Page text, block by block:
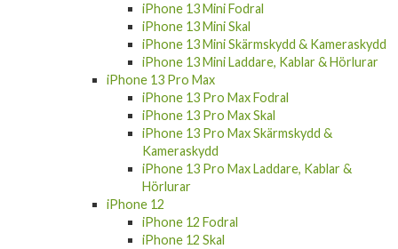
iPhone 13 Mini Fodral
iPhone 13 Mini Skal
iPhone 13 Mini Skärmskydd & Kameraskydd
iPhone 13 Mini Laddare, Kablar & Hörlurar
iPhone 13 Pro Max
iPhone 13 Pro Max Fodral
iPhone 13 Pro Max Skal
iPhone 13 Pro Max Skärmskydd &
Kameraskydd
iPhone 13 Pro Max Laddare, Kablar &
Hörlurar
iPhone 12
iPhone 12 Fodral
iPhone 12 Skal